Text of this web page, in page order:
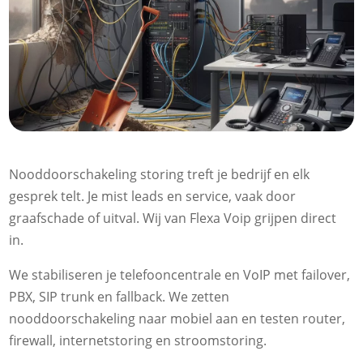
Nooddoorschakeling storing treft je bedrijf en elk
gesprek telt. Je mist leads en service, vaak door
graafschade of uitval. Wij van Flexa Voip grijpen direct
in.
We stabiliseren je telefooncentrale en VoIP met failover,
PBX, SIP trunk en fallback. We zetten
nooddoorschakeling naar mobiel aan en testen router,
firewall, internetstoring en stroomstoring.